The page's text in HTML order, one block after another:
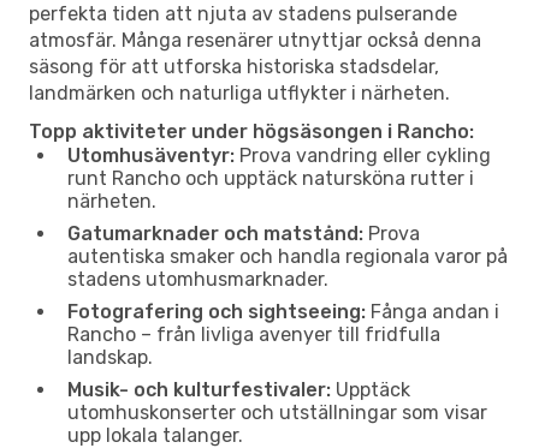
perfekta tiden att njuta av stadens pulserande
atmosfär. Många resenärer utnyttjar också denna
säsong för att utforska historiska stadsdelar,
landmärken och naturliga utflykter i närheten.
Topp aktiviteter under högsäsongen i Rancho:
Utomhusäventyr: Prova vandring eller cykling
runt Rancho och upptäck natursköna rutter i
närheten.
Gatumarknader och matstånd: Prova
autentiska smaker och handla regionala varor på
stadens utomhusmarknader.
Fotografering och sightseeing: Fånga andan i
Rancho – från livliga avenyer till fridfulla
landskap.
Musik- och kulturfestivaler: Upptäck
utomhuskonserter och utställningar som visar
upp lokala talanger.